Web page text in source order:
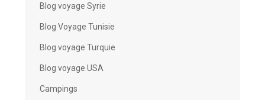
Blog voyage Syrie
Blog Voyage Tunisie
Blog voyage Turquie
Blog voyage USA
Campings